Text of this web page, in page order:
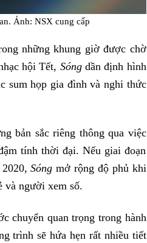
Ảnh: NSX cung cấp
những khung giờ được chờ
hội Tết, Sóngdần định hình
sum họp gia đình và nghi thức
bản sắc riêng thông qua việc
tính thời đại. Nếu giai đoạn
2020,Sóng mở rộng độ phủ khi
và người xem số.
chuyển quan trọng trong hành
trình sẽ hứa hẹn rất nhiều tiết